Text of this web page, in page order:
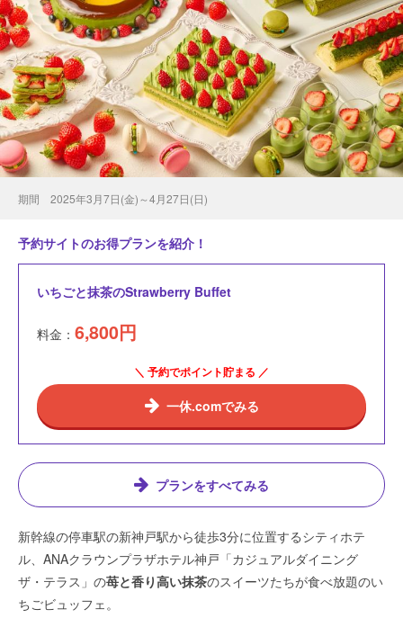
期間 2025年3月7日(金)～4月27日(日)
予約サイトのお得プランを紹介！
いちごと抹茶のStrawberry Buffet
料金： 6,800円
＼ 予約でポイント貯まる ／
一休.comでみる
プランをすべてみる
新幹線の停車駅の新神戸駅から徒歩3分に位置するシティホテ
ル、ANAクラウンプラザホテル神戸「カジュアルダイニング
ザ・テラス」の苺と香り高い抹茶のスイーツたちが食べ放題のい
ちごビュッフェ。